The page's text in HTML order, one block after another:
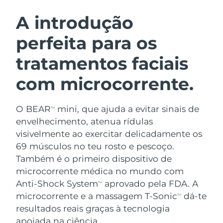
A introdução
perfeita para os
tratamentos faciais
com microcorrente.
O BEARTM
mini, que ajuda a evitar sinais de
envelhecimento, atenua rídulas
visivelmente ao exercitar delicadamente os
69 músculos no teu rosto e pescoço.
Também é o primeiro dispositivo de
microcorrente médica no mundo com
Anti-Shock SystemTM
aprovado pela FDA. A
microcorrente e a massagem T-SonicTM
dá-te
resultados reais graças à tecnologia
apoiada na ciência.
Limpeza facial
LUNA™ 4 kit
Anti-aging massage
LUNA™ 4 Plus
LUNA™ 4 Men
For men, anti-aging massage
Lifting facial
BEAR™ 2 kit
Microcurrent toning
BEAR™ 2 go
BEAR™ 2 eyes & lips
Microcurrent line smoothing device
Hidratação
UFO™ 3 kit
Deep facial hydration
UFO™ 3 LED
Near-infrared and red light therapy
device
Cuidado oral
issa™ 4
Hybrid silicone sonic toothbrush
issa™ 4 plus
Smart hybrid silicone sonic toothbrush
TRATAMENTO ANTIENVELHECIMENTO
FAQ™
Antienvelhecimento
NEW
Áustria
Barein Entrega prevista
Bélgica Entrega prevista2026/8/11
Bermudas Entrega prevista 2026/8/17
Bósnia e
Herzegovina
Entrega prevista2026/8/14
Brunei Entrega prevista
Bulgária Entrega prevista
Canadá Entrega prevista
Chile Entrega prevista